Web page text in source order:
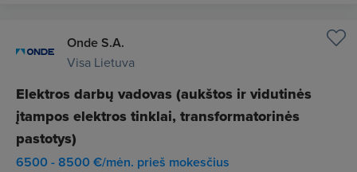
Onde S.A.
Visa Lietuva
Elektros darbų vadovas (aukštos ir vidutinės
įtampos elektros tinklai, transformatorinės
pastotys)
6500 - 8500 €/mėn. prieš mokesčius